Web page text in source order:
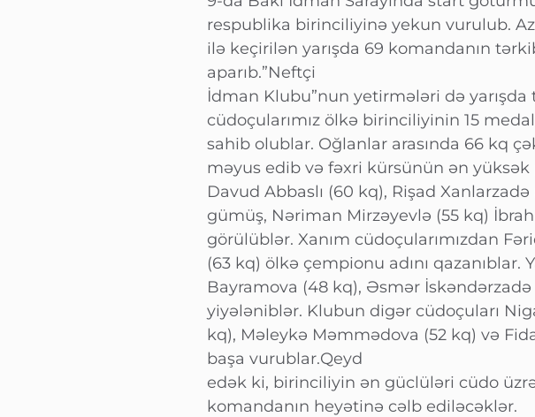
respublika birinciliyinə yekun vurulub.
ilə keçirilən yarışda 69 komandanın
aparıb.”Neftçi
İdman Klubu”nun yetirmələri də
cüdoçularımız ölkə birinciliyinin 15
sahib olublar. Oğlanlar arasında 66 kq
məyus edib və fəxri kürsünün ən
Davud Abbaslı (60 kq), Rişad
gümüş, Nəriman Mirzəyevlə (55 kq)
görülüblər. Xanım cüdoçularımızdan
(63 kq) ölkə çempionu adını
Bayramova (48 kq), Əsmər
yiyələniblər. Klubun digər cüdoçuları
kq), Məleykə Məmmədova (52 kq) və
başa vurublar.Qeyd
edək ki, birinciliyin ən güclüləri cüdo
komandanın heyətinə cəlb ediləcəklər.